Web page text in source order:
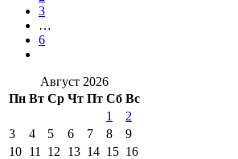
3
…
6
Август 2026
Пн Вт Ср Чт Пт Сб Вс
1
2
3
4 5 6 7 8
9
10 11 12 13 14 15 16